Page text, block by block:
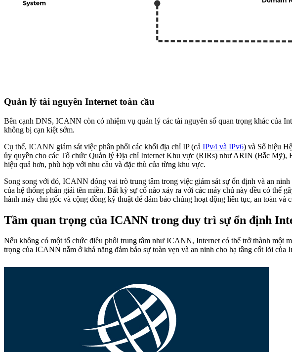
Quản lý tài nguyên Internet toàn cầu
Bên cạnh DNS, ICANN còn có nhiệm vụ quản lý các tài nguyên số quan trọng khác của
không bị cạn kiệt sớm.
Cụ thể, ICANN giám sát việc phân phối các khối địa chỉ IP (cả IPv4 và IPv6) và Số hiệu
ủy quyền cho các Tổ chức Quản lý Địa chỉ Internet Khu vực (RIRs) như ARIN (Bắc
hiệu quả hơn, phù hợp với nhu cầu và đặc thù của từng khu vực.
Song song với đó, ICANN đóng vai trò trung tâm trong việc giám sát sự ổn định và an
của hệ thống phân giải tên miền. Bất kỳ sự cố nào xảy ra với các máy chủ này đều có thể
hành máy chủ gốc và cộng đồng kỹ thuật để đảm bảo chúng hoạt động liên tục, an toàn và
Tầm quan trọng của ICANN trong duy trì sự ổn định
Nếu không có một tổ chức điều phối trung tâm như ICANN, Internet có thể trở thành một
trọng của ICANN nằm ở khả năng đảm bảo sự toàn vẹn và an ninh cho hạ tầng cốt lõi của